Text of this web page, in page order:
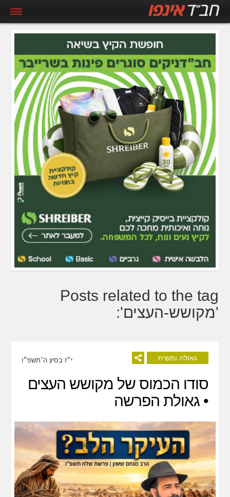
Posts related to the tag
'מקושש-העצים':
גאולה ומשיח י״ז בסיון ה׳תשפ״ו
סודו הכמוס של מקושש העצים
• גאולת הפרשה